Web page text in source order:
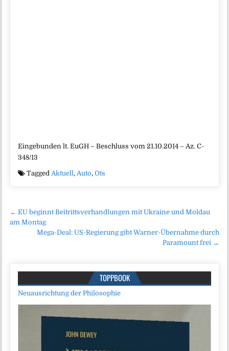
Eingebunden lt. EuGH – Beschluss vom 21.10.2014 – Az. C-
348/13
TaggedAktuell,Auto,Ots
Beitragsnavigation
← EU beginnt Beitrittsverhandlungen mit Ukraine und Moldau
am Montag
Mega-Deal: US-Regierung gibt Warner-Übernahme durch
Paramount frei →
TOPPBOOK
Neuausrichtung der Philosophie